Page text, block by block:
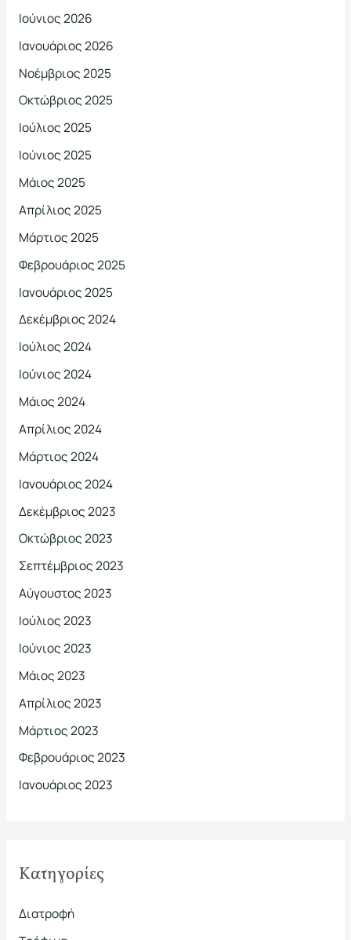
Ιούνιος 2026
Ιανουάριος 2026
Νοέμβριος 2025
Οκτώβριος 2025
Ιούλιος 2025
Ιούνιος 2025
Μάιος 2025
Απρίλιος 2025
Μάρτιος 2025
Φεβρουάριος 2025
Ιανουάριος 2025
Δεκέμβριος 2024
Ιούλιος 2024
Ιούνιος 2024
Μάιος 2024
Απρίλιος 2024
Μάρτιος 2024
Ιανουάριος 2024
Δεκέμβριος 2023
Οκτώβριος 2023
Σεπτέμβριος 2023
Αύγουστος 2023
Ιούλιος 2023
Ιούνιος 2023
Μάιος 2023
Απρίλιος 2023
Μάρτιος 2023
Φεβρουάριος 2023
Ιανουάριος 2023
Kατηγορίες
Διατροφή